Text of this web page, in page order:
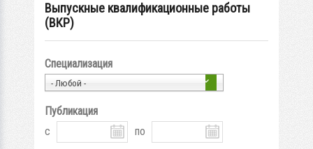
Выпускные квалификационные работы
(ВКР)
Специализация
- Любой -
Публикация
с
по